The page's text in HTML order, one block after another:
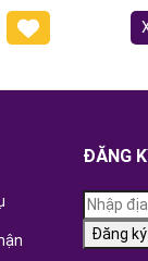
ĐĂNG
Đăng ký